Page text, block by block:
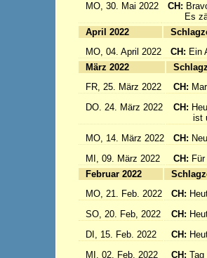
MO, 30. Mai 2022
CH:
Es
April 2022
MO, 04. April 2022
CH: Ein
März 2022
FR, 25. März 2022
CH:
DO. 24. März 2022
CH:
ist
MO, 14. März 2022
CH:
MI, 09. März 2022
CH:
Februar 2022
MO, 21. Feb. 2022
CH:
SO, 20. Feb, 2022
CH:
DI, 15. Feb. 2022
CH:
MI, 02. Feb. 2022
CH: Tag